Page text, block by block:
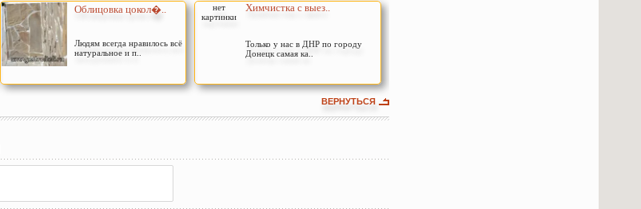
Облицовка цокол�..
Людям всегда нравилось всё
натуральное и п..
нет
картинки
Химчистка с выез..
Только у нас в ДНР по городу
Донецк самая ка..
ВЕРНУТЬСЯ